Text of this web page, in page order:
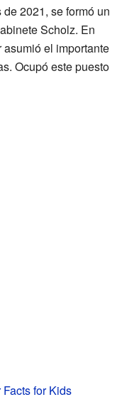
2021, se formó un
Scholz. En
el importante
Ocupó este puesto
for Kids